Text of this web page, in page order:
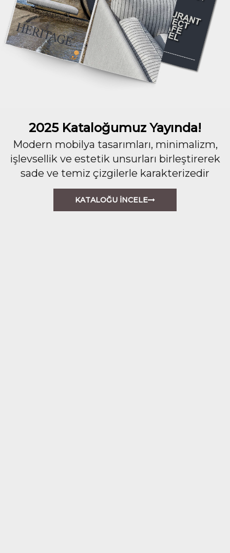
2025 Kataloğumuz Yayında!
Modern mobilya tasarımları, minimalizm,
işlevsellik ve estetik unsurları birleştirerek
sade ve temiz çizgilerle karakterizedir
KATALOĞU İNCELE